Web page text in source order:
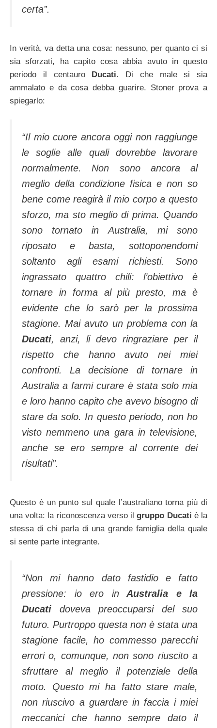
certa”.
In verità, va detta una cosa: nessuno, per quanto ci si
sia sforzati, ha capito cosa abbia avuto in questo
periodo il centauroDucati. Di che male si sia
ammalato e da cosa debba guarire. Stoner prova a
spiegarlo:
“Il mio cuore ancora oggi non raggiunge
le soglie alle quali dovrebbe lavorare
normalmente. Non sono ancora al
meglio della condizione fisica e non so
bene come reagirà il mio corpo a questo
sforzo, ma sto meglio di prima. Quando
sono tornato in Australia, mi sono
riposato e basta, sottoponendomi
soltanto agli esami richiesti. Sono
ingrassato quattro chili: l’obiettivo è
tornare in forma al più presto, ma è
evidente che lo sarò per la prossima
stagione. Mai avuto un problema con la
Ducati, anzi, li devo ringraziare per il
rispetto che hanno avuto nei miei
confronti. La decisione di tornare in
Australia a farmi curare è stata solo mia
e loro hanno capito che avevo bisogno di
stare da solo. In questo periodo, non ho
visto nemmeno una gara in televisione,
anche se ero sempre al corrente dei
risultati”.
Questo è un punto sul quale l’australiano torna più di
una volta: la riconoscenza verso ilgruppo Ducati è la
stessa di chi parla di una grande famiglia della quale
si sente parte integrante.
“Non mi hanno dato fastidio e fatto
pressione: io ero inAustralia e la
Ducati doveva preoccuparsi del suo
futuro. Purtroppo questa non è stata una
stagione facile, ho commesso parecchi
errori o, comunque, non sono riuscito a
sfruttare al meglio il potenziale della
moto. Questo mi ha fatto stare male,
non riuscivo a guardare in faccia i miei
meccanici che hanno sempre dato il